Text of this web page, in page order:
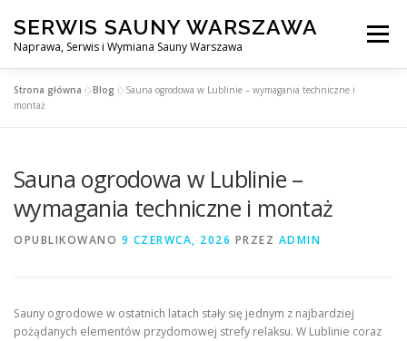
treści
SERWIS SAUNY WARSZAWA
Naprawa, Serwis i Wymiana Sauny Warszawa
Menu
SERWIS DO SAUNY WARSZAWA
Strona główna »Blog »Sauna ogrodowa w Lublinie – wymagania techniczne i
montaż
Sauna ogrodowa w Lublinie –
wymagania techniczne i montaż
OPUBLIKOWANO 9 CZERWCA, 2026 PRZEZ ADMIN
Sauny ogrodowe w ostatnich latach stały się jednym z najbardziej
pożądanych elementów przydomowej strefy relaksu. W Lublinie coraz